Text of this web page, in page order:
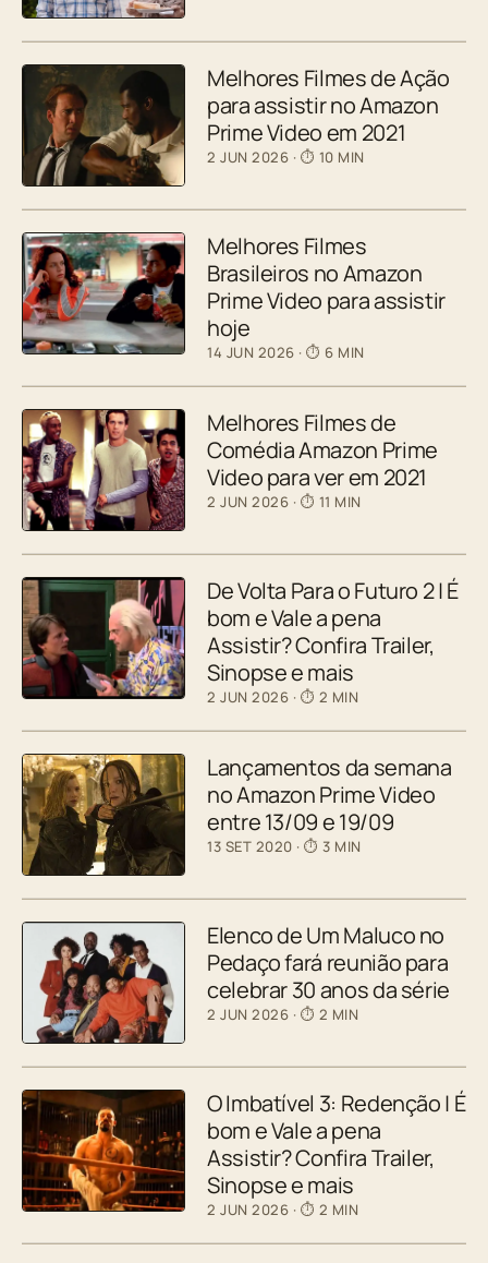
Melhores Filmes de Ação
para assistir no Amazon
Prime Video em 2021
2 JUN 2026 · ⏱ 10 MIN
Melhores Filmes
Brasileiros no Amazon
Prime Video para assistir
hoje
14 JUN 2026 · ⏱ 6 MIN
Melhores Filmes de
Comédia Amazon Prime
Video para ver em 2021
2 JUN 2026 · ⏱ 11 MIN
De Volta Para o Futuro 2 | É
bom e Vale a pena
Assistir? Confira Trailer,
Sinopse e mais
2 JUN 2026 · ⏱ 2 MIN
Lançamentos da semana
no Amazon Prime Video
entre 13/09 e 19/09
13 SET 2020 · ⏱ 3 MIN
Elenco de Um Maluco no
Pedaço fará reunião para
celebrar 30 anos da série
2 JUN 2026 · ⏱ 2 MIN
O Imbatível 3: Redenção | É
bom e Vale a pena
Assistir? Confira Trailer,
Sinopse e mais
2 JUN 2026 · ⏱ 2 MIN